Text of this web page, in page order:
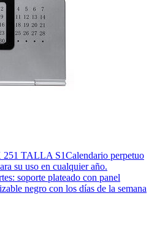
TALLA S1Calendario perpetuo
su uso en cualquier año.
soporte plateado con panel
negro con los días de la semana